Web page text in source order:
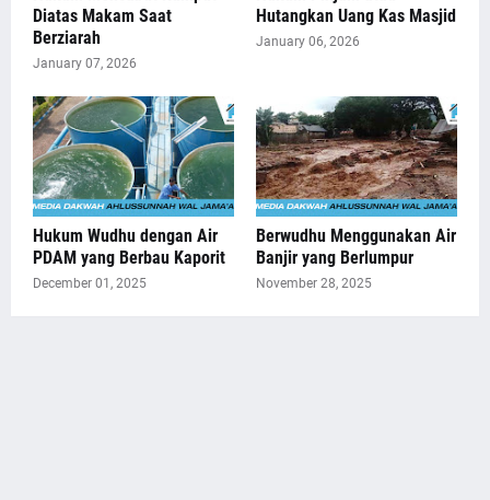
Diatas Makam Saat
Berziarah
January 07, 2026
Hutangkan Uang Kas Masjid
January 06, 2026
Hukum Wudhu dengan Air
PDAM yang Berbau Kaporit
December 01, 2025
Berwudhu Menggunakan Air
Banjir yang Berlumpur
November 28, 2025